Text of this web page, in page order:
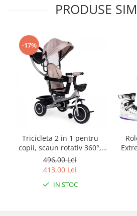
PRODUSE
-17%
Tricicleta 2 in 1 pentru
copii, scaun rotativ 360°,
roti din spuma EVA, Ecotoys
WQL-066-52
496,00 Lei
413,00 Lei
IN STOC